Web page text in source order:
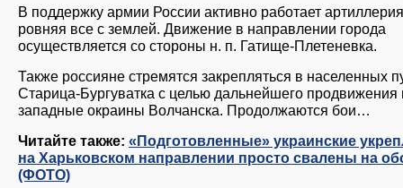
В поддержку армии России активно работает
ровняя все с землей. Движение в направлении города
осуществляется со стороны н. п. Гатище-Плетеневка.
Также россияне стремятся закрепляться в населенных
Старица-Бургуватка с целью дальнейшего продвижения
западные окраины Волчанска. Продолжаются бои…
Читайте также: «Подготовленные» украинские
на Харьковском направлении просто свалены на
(ФОТО)